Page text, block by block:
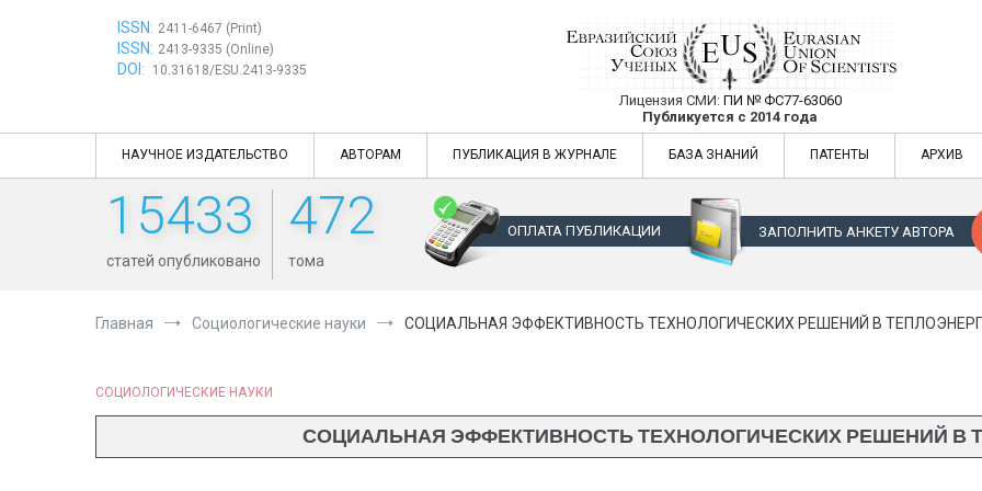
ISSN: 2411-6467 (Print)
ISSN: 2413-9335 (Online)
DOI: 10.31618/ESU.2413-9335
Евразийский Союз Ученых —
Лицензия СМИ: ПИ № ФС77-63060
Публикуется с 2014 года
Евразийский Союз Ученых — публикация научных статей в
НАУЧНОЕ ИЗДАТЕЛЬСТВО АВТОРАМ ПУБЛИКАЦИЯ В ЖУРНАЛЕ БАЗА ЗНАНИЙ ПАТЕНТЫ АРХИВ
15433
статей опубликовано
472
тома
ОПЛАТА ПУБЛИКАЦИИ ЗАПОЛНИТЬ АНКЕТУ АВТОРА
Главная Социологические науки СОЦИАЛЬНАЯ ЭФФЕКТИВНОСТЬ ТЕХНОЛОГИЧЕСКИХ РЕШЕНИЙ В
СОЦИОЛОГИЧЕСКИЕ НАУКИ
СОЦИАЛЬНАЯ ЭФФЕКТИВНОСТЬ ТЕХНОЛОГИЧЕСКИХ РЕШЕНИЙ В